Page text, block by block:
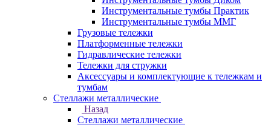
Инструментальные тумбы Практик
Инструментальные тумбы ММГ
Грузовые тележки
Платформенные тележки
Гидравлические тележки
Тележки для стружки
Аксесcуары и комплектующие к тележкам и
тумбам
Стеллажи металлические
Назад
Стеллажи металлические